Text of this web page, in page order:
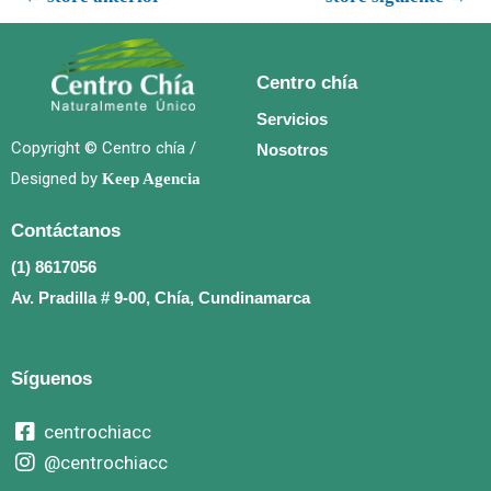
Copyright © Centro chía /
Designed by Keep Agencia
Centro chía
Servicios
Nosotros
Contáctanos
(1) 8617056
Av. Pradilla # 9-00, Chía, Cundinamarca
Síguenos
centrochiacc
@centrochiacc